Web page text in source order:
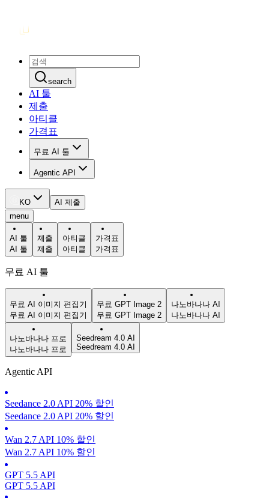
search
AI 툴
제출
아티클
가격표
무료 AI 툴
Agentic API
KO
AI 제출
menu
AI 툴
AI 툴
제출
제출
아티클
아티클
가격표
가격표
무료 AI 툴
무료 AI 이미지 편집기
무료 AI 이미지 편집기
무료 GPT Image 2
무료 GPT Image 2
나노바나나 AI
나노바나나 AI
나노바나나 프로
나노바나나 프로
Seedream 4.0 AI
Seedream 4.0 AI
Agentic API
Seedance 2.0 API 20% 할인
Seedance 2.0 API 20% 할인
Wan 2.7 API 10% 할인
Wan 2.7 API 10% 할인
GPT 5.5 API
GPT 5.5 API